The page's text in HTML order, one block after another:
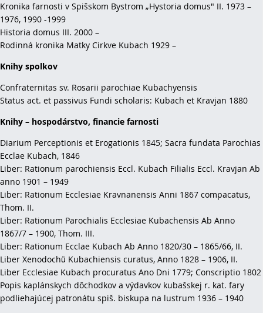
Kronika farnosti v Spišskom Bystrom „Hystoria domus" II. 1973 –
1976, 1990 -1999
Historia domus III. 2000 –
Rodinná kronika Matky Cirkve Kubach 1929 –
Knihy spolkov
Confraternitas sv. Rosarii parochiae Kubachyensis
Status act. et passivus Fundi scholaris: Kubach et Kravjan 1880
Knihy – hospodárstvo, financie farnosti
Diarium Perceptionis et Erogationis 1845; Sacra fundata Parochias
Ecclae Kubach, 1846
Liber: Rationum parochiensis Eccl. Kubach Filialis Eccl. Kravjan Ab
anno 1901 – 1949
Liber: Rationum Ecclesiae Kravnanensis Anni 1867 compacatus,
Thom. II.
Liber: Rationum Parochialis Ecclesiae Kubachensis Ab Anno
1867/7 – 1900, Thom. III.
Liber: Rationum Ecclae Kubach Ab Anno 1820/30 – 1865/66, II.
Liber Xenodochü Kubachiensis curatus, Anno 1828 – 1906, II.
Liber Ecclesiae Kubach procuratus Ano Dni 1779; Conscriptio 1802
Popis kaplánskych dôchodkov a výdavkov kubašskej r. kat. fary
podliehajúcej patronátu spiš. biskupa na lustrum 1936 – 1940